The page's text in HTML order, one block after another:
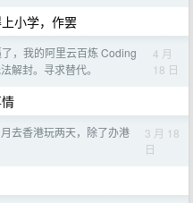
小学，作罢
，我的阿里云百炼 Coding
解封。寻求替代。
4 月
18 日
去香港玩两天，除了办港
3 月 18
日